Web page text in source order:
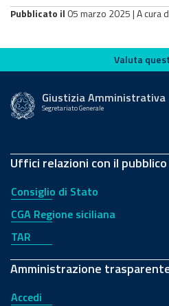
Pubblicato il 05 marzo 2025 |A cura
Valuta questo sito
Valuta
Giustizia Amministrativa
Segretariato Generale
Uffici relazioni con il pubblico
Consiglio di Stato
CGA Regione siciliana
TAR
Amministrazione
Accedi